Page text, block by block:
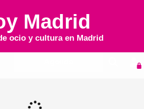
Madrid
ocio y cultura en Madrid